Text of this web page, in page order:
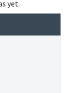
yet.